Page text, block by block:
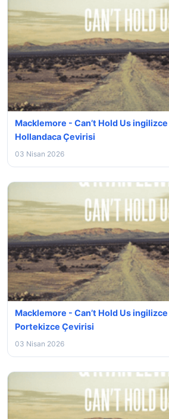
Macklemore - Can’t Hold Us ingilizce
Hollandaca Çevirisi
03 Nisan 2026
Macklemore - Can’t Hold Us ingilizce
Portekizce Çevirisi
03 Nisan 2026